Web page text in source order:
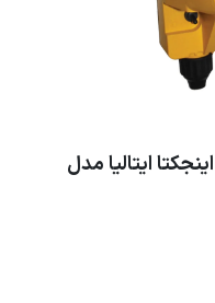
بار آنالوگ اینجکتا ایتالیا مدل